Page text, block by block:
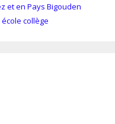
et en Pays Bigouden
collège